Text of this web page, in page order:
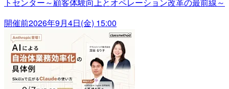
開催前2026年9月4日(金) 15:00